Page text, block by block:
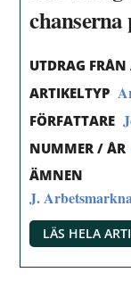
UTDRAG
ARTIKELTYP
FÖRFATTARE
NUMMER / ÅR
ÄMNEN
J.
LÄS HELA